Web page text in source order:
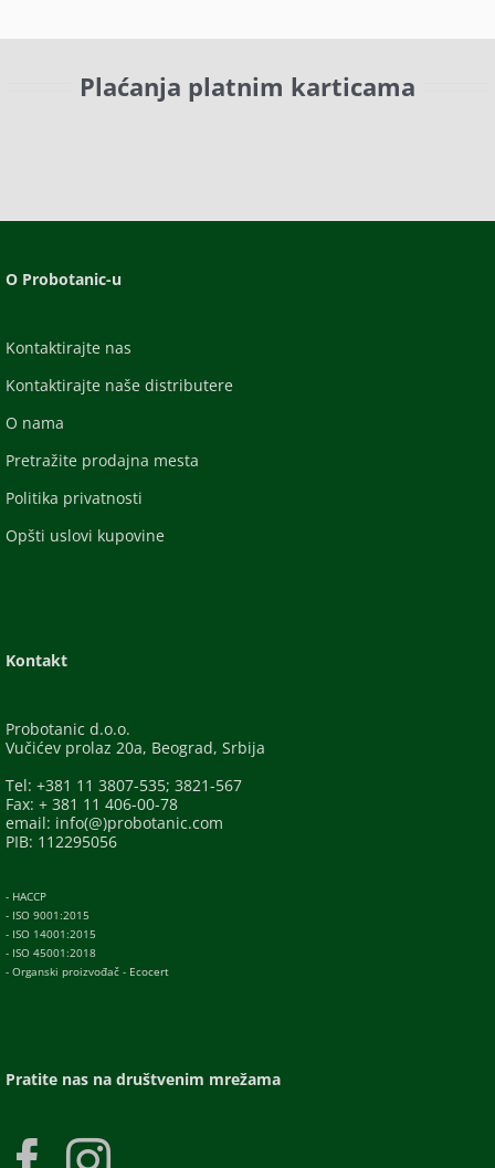
Plaćanja platnim karticama
O Probotanic-u
Kontaktirajte nas
Kontaktirajte naše distributere
O nama
Pretražite prodajna mesta
Politika privatnosti
Opšti uslovi kupovine
Kontakt
Probotanic d.o.o.
Vučićev prolaz 20a, Beograd, Srbija
Tel: +381 11 3807-535; 3821-567
Fax: + 381 11 406-00-78
email: info(@)probotanic.com
PIB: 112295056
- HACCP
- ISO 9001:2015
- ISO 14001:2015
- ISO 45001:2018
- Organski proizvođač - Ecocert
Pratite nas na društvenim mrežama